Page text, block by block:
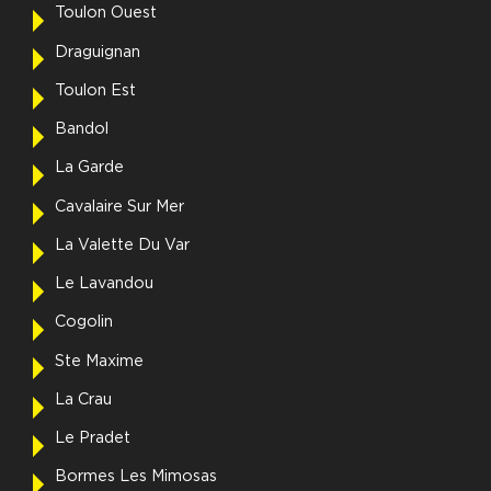
Toulon Ouest
Draguignan
Toulon Est
Bandol
La Garde
Cavalaire Sur Mer
La Valette Du Var
Le Lavandou
Cogolin
Ste Maxime
La Crau
Le Pradet
Bormes Les Mimosas